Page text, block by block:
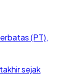
(PT),
sejak